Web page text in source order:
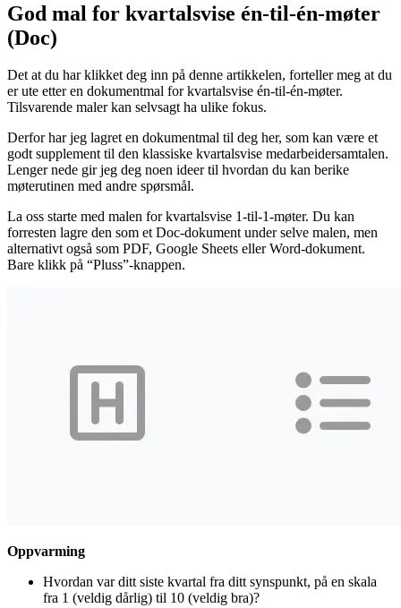
God mal for kvartalsvise én-til-én-møter
(Doc)
Det at du har klikket deg inn på denne artikkelen, forteller meg at du
er ute etter en dokumentmal for kvartalsvise én-til-én-møter.
Tilsvarende maler kan selvsagt ha ulike fokus.
Derfor har jeg lagret en dokumentmal til deg her, som kan være et
godt supplement til den klassiske kvartalsvise medarbeidersamtalen.
Lenger nede gir jeg deg noen ideer til hvordan du kan berike
møterutinen med andre spørsmål.
La oss starte med malen for kvartalsvise 1-til-1-møter. Du kan
forresten lagre den som et Doc-dokument under selve malen, men
alternativt også som PDF, Google Sheets eller Word-dokument.
Bare klikk på “Pluss”-knappen.
Oppvarming
Hvordan var ditt siste kvartal fra ditt synspunkt, på en skala
fra 1 (veldig dårlig) til 10 (veldig bra)?